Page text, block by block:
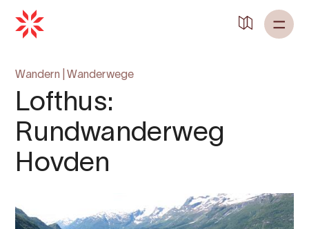
Wandern Wanderwege
Lofthus:
Rundwanderweg
Hovden